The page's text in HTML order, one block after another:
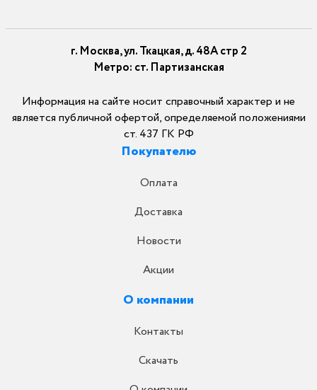
г. Москва, ул. Ткацкая, д. 48А стр 2
Метро: ст. Партизанская
Информация на сайте носит справочный характер и не
является публичной офертой, определяемой положениями
ст. 437 ГК РФ
Покупателю
Оплата
Доставка
Новости
Акции
О компании
Контакты
Скачать